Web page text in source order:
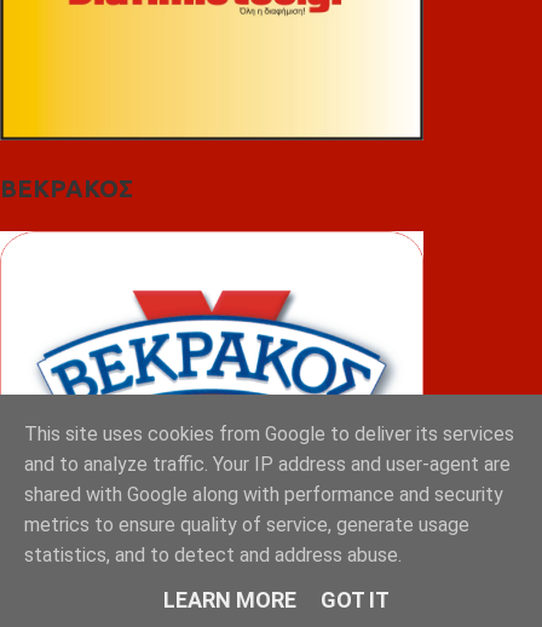
ΒΕΚΡΑΚΟΣ
This site uses cookies from Google to deliver its services
and to analyze traffic. Your IP address and user-agent are
shared with Google along with performance and security
metrics to ensure quality of service, generate usage
statistics, and to detect and address abuse.
LEARN MORE GOT IT